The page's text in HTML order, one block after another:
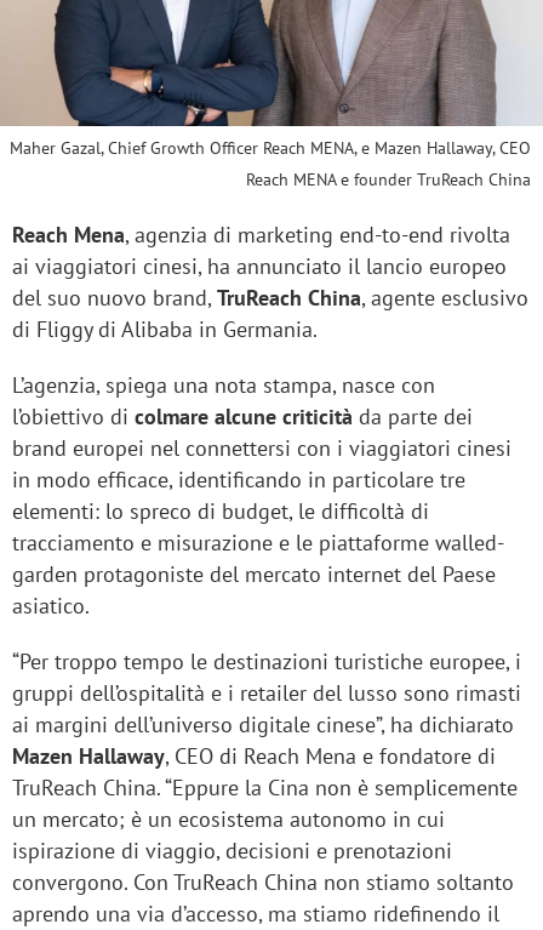
Maher Gazal, Chief Growth Officer Reach MENA, e Mazen Hallaway, CEO
Reach MENA e founder TruReach China
Reach Mena, agenzia di marketing end-to-end rivolta
ai viaggiatori cinesi, ha annunciato il lancio europeo
del suo nuovo brand,TruReach China, agente esclusivo
di Fliggy di Alibaba in Germania.
L’agenzia, spiega una nota stampa, nasce con
l’obiettivo di colmare alcune criticità da parte dei
brand europei nel connettersi con i viaggiatori cinesi
in modo efficace, identificando in particolare tre
elementi: lo spreco di budget, le difficoltà di
tracciamento e misurazione e le piattaforme walled-
garden protagoniste del mercato internet del Paese
asiatico.
“Per troppo tempo le destinazioni turistiche europee, i
gruppi dell’ospitalità e i retailer del lusso sono rimasti
ai margini dell’universo digitale cinese”, ha dichiarato
Mazen Hallaway, CEO di Reach Mena e fondatore di
TruReach China. “Eppure la Cina non è semplicemente
un mercato; è un ecosistema autonomo in cui
ispirazione di viaggio, decisioni e prenotazioni
convergono. Con TruReach China non stiamo soltanto
aprendo una via d’accesso, ma stiamo ridefinendo il